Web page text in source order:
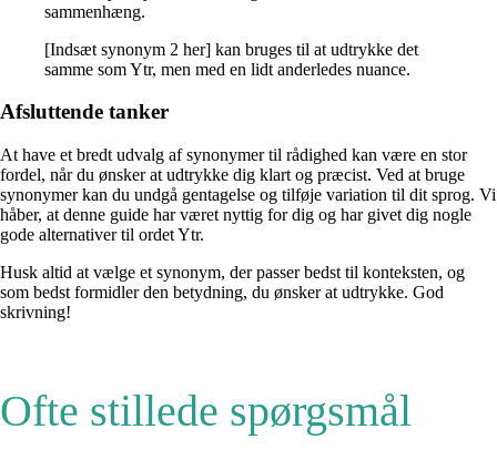
sammenhæng.
[Indsæt synonym 2 her] kan bruges til at udtrykke det
samme som Ytr, men med en lidt anderledes nuance.
Afsluttende tanker
At have et bredt udvalg af synonymer til rådighed kan være en stor
fordel, når du ønsker at udtrykke dig klart og præcist. Ved at bruge
synonymer kan du undgå gentagelse og tilføje variation til dit sprog. Vi
håber, at denne guide har været nyttig for dig og har givet dig nogle
gode alternativer til ordet Ytr.
Husk altid at vælge et synonym, der passer bedst til konteksten, og
som bedst formidler den betydning, du ønsker at udtrykke. God
skrivning!
Ofte stillede spørgsmål